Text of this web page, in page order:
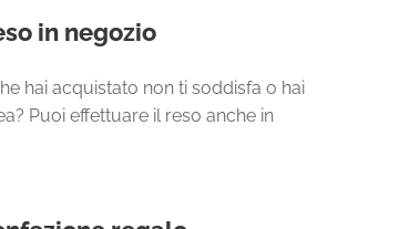
in negozio
hai acquistato non ti soddisfa o hai
Puoi effettuare il reso anche in